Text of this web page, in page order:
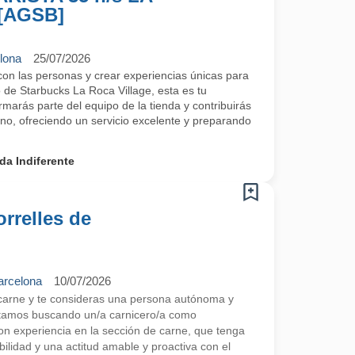
25/07/2026
las personas y crear experiencias únicas para
Starbucks La Roca Village, esta es tu
parte del equipo de la tienda y contribuirás
ofreciendo un servicio excelente y preparando
Indiferente
de
10/07/2026
y te consideras una persona autónoma y
buscando un/a carnicero/a como
experiencia en la sección de carne, que tenga
y una actitud amable y proactiva con el